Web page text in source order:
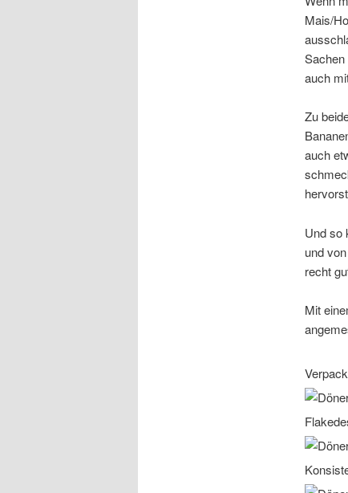
Mais/
auch
Zu
auch
Und so
und
recht
Mit